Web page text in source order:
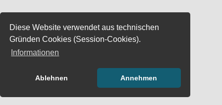
Diese Website verwendet aus technischen
Gründen Cookies (Session-Cookies).
Informationen
Ablehnen Annehmen